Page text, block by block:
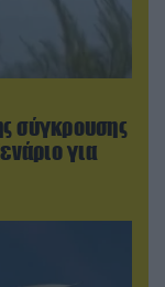
σύγκρουσης
για